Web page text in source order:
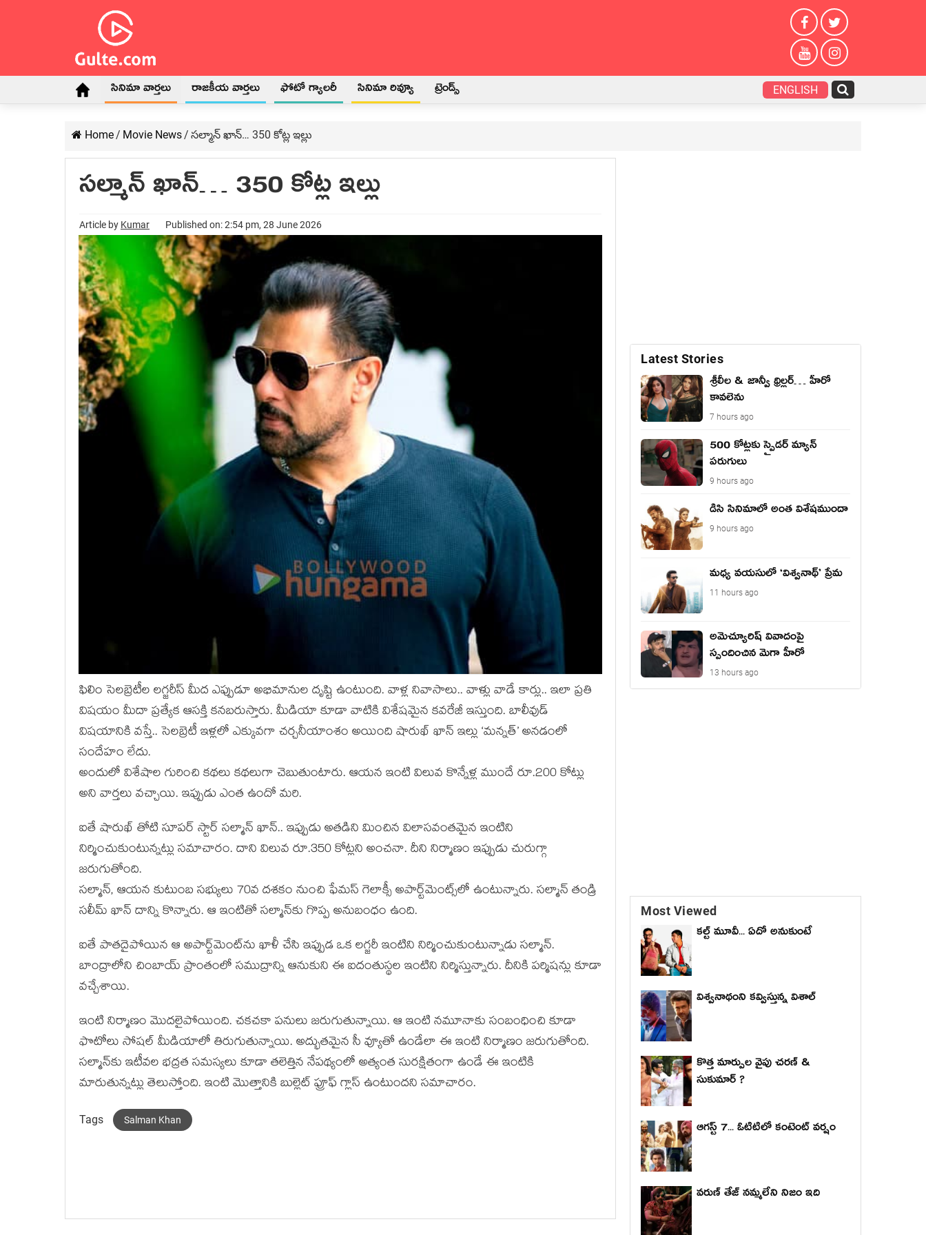
సినిమా వార్తలు రాజకీయ వార్తలు ఫోటో గ్యాలరీ సినిమా రివ్యూ ట్రెండ్స్ ENGLISH
Home/ Movie News/ సల్మాన్ ఖాన్… 350 కోట్ల ఇల్లు
సల్మాన్ ఖాన్… 350 కోట్ల ఇల్లు
Article by Kumar Published on: 2:54 pm, 28 June 2026
ఫిలిం సెలబ్రెటీల లగ్జరీస్ మీద ఎప్పుడూ అభిమానుల దృష్టి ఉంటుంది. వాళ్ల నివాసాలు.. వాళ్లు వాడే కార్లు.. ఇలా ప్రతి
విషయం మీదా ప్రత్యేక ఆసక్తి కనబరుస్తారు. మీడియా కూడా వాటికి విశేషమైన కవరేజీ ఇస్తుంది. బాలీవుడ్
విషయానికి వస్తే.. సెలబ్రెటీ ఇళ్లలో ఎక్కువగా చర్చనీయాంశం అయింది షారుఖ్ ఖాన్ ఇల్లు ‘మన్నత్’ అనడంలో
సందేహం లేదు.
అందులో విశేషాల గురించి కథలు కథలుగా చెబుతుంటారు. ఆయన ఇంటి విలువ కొన్నేళ్ల ముందే రూ.200 కోట్లు
అని వార్తలు వచ్చాయి. ఇప్పుడు ఎంత ఉందో మరి.
ఐతే షారుఖ్ తోటి సూపర్ స్టార్ సల్మాన్ ఖాన్.. ఇప్పుడు అతడిని మించిన విలాసవంతమైన ఇంటిని
నిర్మించుకుంటున్నట్లు సమాచారం. దాని విలువ రూ.350 కోట్లని అంచనా. దీని నిర్మాణం ఇప్పుడు చురుగ్గా
జరుగుతోంది.
సల్మాన్, ఆయన కుటుంబ సభ్యులు 70వ దశకం నుంచి ఫేమస్ గెలాక్సీ అపార్ట్‌మెంట్స్‌లో ఉంటున్నారు. సల్మాన్ తండ్రి
సలీమ్ ఖాన్ దాన్ని కొన్నారు. ఆ ఇంటితో సల్మాన్‌కు గొప్ప అనుబంధం ఉంది.
ఐతే పాతదైపోయిన ఆ అపార్ట్‌‌మెంట్‌ను ఖాళీ చేసి ఇప్పుడ ఒక లగ్జరీ ఇంటిని నిర్మించుకుంటున్నాడు సల్మాన్.
బాంద్రాలోని చింబాయ్ ప్రాంతంలో సముద్రాన్ని ఆనుకుని ఈ ఐదంతుస్థల ఇంటిని నిర్మిస్తున్నారు. దీనికి పర్మిషన్లు కూడా
వచ్చేశాయి.
ఇంటి నిర్మాణం మొదలైపోయింది. చకచకా పనులు జరుగుతున్నాయి. ఆ ఇంటి నమూనాకు సంబంధించి కూడా
ఫొటోలు సోషల్ మీడియాలో తిరుగుతున్నాయి. అద్భుతమైన సీ వ్యూతో ఉండేలా ఈ ఇంటి నిర్మాణం జరుగుతోంది.
సల్మాన్‌కు ఇటీవల భద్రత సమస్యలు కూడా తలెత్తిన నేపథ్యంలో అత్యంత సురక్షితంగా ఉండే ఈ ఇంటికి
మారుతున్నట్లు తెలుస్తోంది. ఇంటి మొత్తానికి బుల్లెట్ ప్రూఫ్ గ్లాస్ ఉంటుందని సమాచారం.
Tags Salman Khan
Latest Stories
శ్రీలీల & జాన్వీ థ్రిల్లర్… హీరో
కావలెను
7 hours ago
500 కోట్లకు స్పైడర్ మ్యాన్
పరుగులు
9 hours ago
డిసి సినిమాలో అంత విశేషముందా
9 hours ago
మధ్య వయసులో ‘విశ్వనాథ్’ ప్రేమ
11 hours ago
అమెచ్యూరిష్ వివాదంపై
స్పందించిన మెగా హీరో
13 hours ago
Most Viewed
కల్ట్ మూవీ... ఏదో అనుకుంటే
విశ్వనాథంని కవ్విస్తున్న విశాల్
కొత్త మార్పుల వైపు చరణ్ &
సుకుమార్ ?
ఆగస్ట్ 7... ఓటిటిలో కంటెంట్ వర్షం
వరుణ్ తేజ్ నమ్మలేని నిజం ఇది